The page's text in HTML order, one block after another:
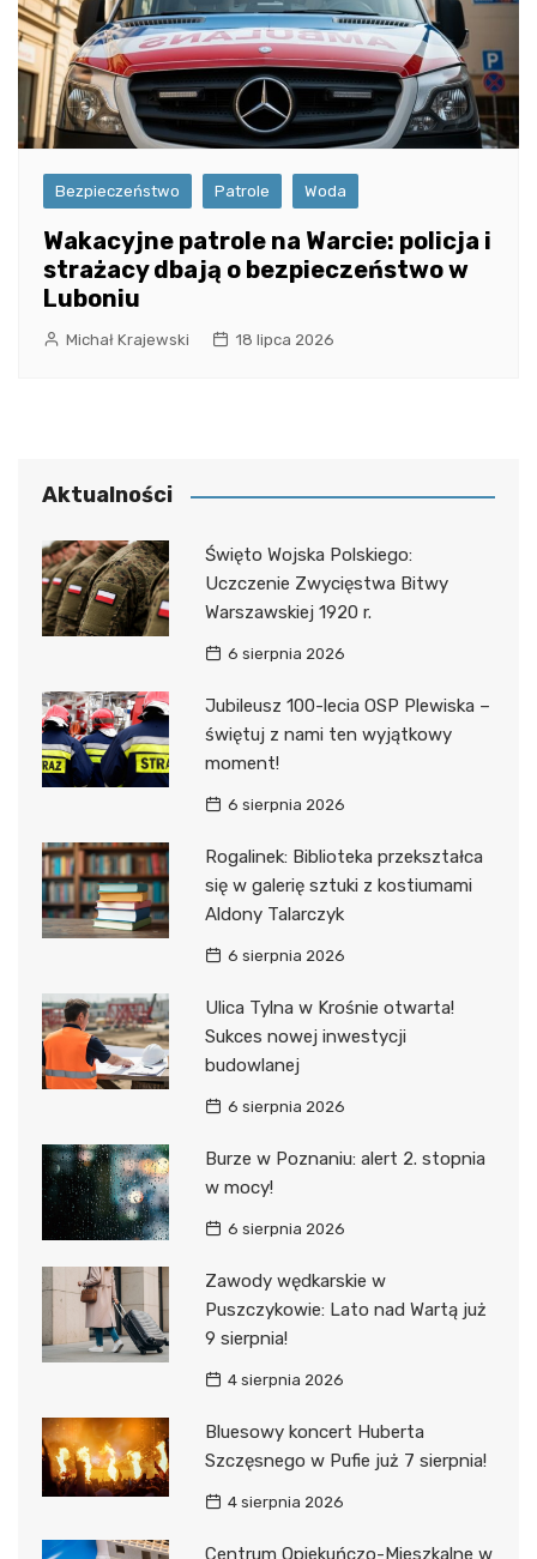
Bezpieczeństwo Patrole Woda
Wakacyjne patrole na Warcie: policja i
strażacy dbają o bezpieczeństwo w
Luboniu
Michał Krajewski 18 lipca 2026
Aktualności
Święto Wojska Polskiego:
Uczczenie Zwycięstwa Bitwy
Warszawskiej 1920 r.
6 sierpnia 2026
Jubileusz 100-lecia OSP Plewiska –
świętuj z nami ten wyjątkowy
moment!
6 sierpnia 2026
Rogalinek: Biblioteka przekształca
się w galerię sztuki z kostiumami
Aldony Talarczyk
6 sierpnia 2026
Ulica Tylna w Krośnie otwarta!
Sukces nowej inwestycji
budowlanej
6 sierpnia 2026
Burze w Poznaniu: alert 2. stopnia
w mocy!
6 sierpnia 2026
Zawody wędkarskie w
Puszczykowie: Lato nad Wartą już
9 sierpnia!
4 sierpnia 2026
Bluesowy koncert Huberta
Szczęsnego w Pufie już 7 sierpnia!
4 sierpnia 2026
Centrum Opiekuńczo-Mieszkalne w